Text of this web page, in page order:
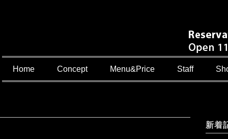
Home Concept Menu&Price Staff
新着